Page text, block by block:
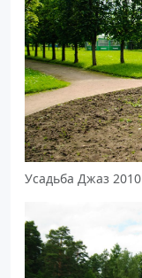
Усадьба Джаз 2010